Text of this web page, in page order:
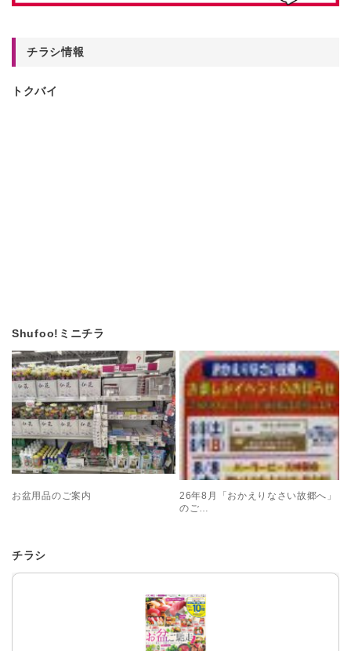
チラシ情報
トクバイ
Shufoo!ミニチラ
お盆用品のご案内
皆さま、こんにち
は。 お盆用品のご案
内です。 お線香や蝋
燭、仏花や法界折、
お掃除道具まで 多数
取…
26年8月「おかえりなさい故郷へ」
のご…
皆さま、こんにち
は。 イオン七戸十和
田駅前では 「おかえ
りなさい故郷へ」と
いたしまして、 肌着
コ…
チラシ